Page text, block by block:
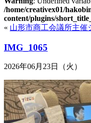
/home/creativex01/
content/plugins/
« 山形市商工会議所主催
IMG_1065
2026年06月23日（火）